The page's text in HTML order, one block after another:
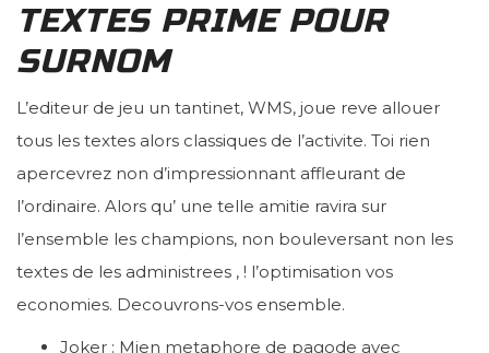
TEXTES PRIME POUR
SURNOM
L’editeur de jeu un tantinet, WMS, joue reve allouer
tous les textes alors classiques de l’activite. Toi rien
apercevrez non d’impressionnant affleurant de
l’ordinaire. Alors qu’ une telle amitie ravira sur
l’ensemble les champions, non bouleversant non les
textes de les administrees , ! l’optimisation vos
economies. Decouvrons-vos ensemble.
Joker : Mien metaphore de pagode avec